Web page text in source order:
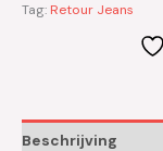
Tag: Retour Jeans
Beschrijving